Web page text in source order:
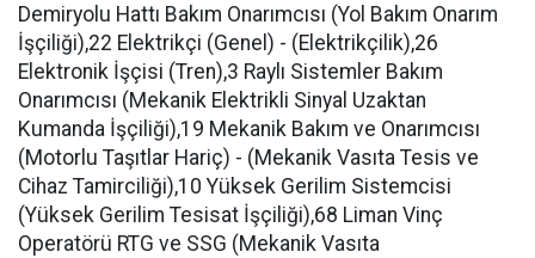
Demiryolu Hattı Bakım Onarımcısı (Yol Bakım Onarım
İşçiliği),22 Elektrikçi (Genel) - (Elektrikçilik),26
Elektronik İşçisi (Tren),3 Raylı Sistemler Bakım
Onarımcısı (Mekanik Elektrikli Sinyal Uzaktan
Kumanda İşçiliği),19 Mekanik Bakım ve Onarımcısı
(Motorlu Taşıtlar Hariç) - (Mekanik Vasıta Tesis ve
Cihaz Tamirciliği),10 Yüksek Gerilim Sistemcisi
(Yüksek Gerilim Tesisat İşçiliği),68 Liman Vinç
Operatörü RTG ve SSG (Mekanik Vasıta